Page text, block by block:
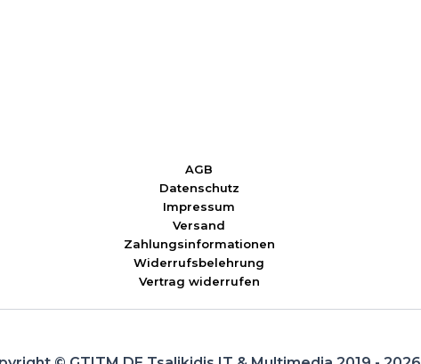
AGB
Datenschutz
Impressum
Versand
Zahlungsinformationen
Widerrufsbelehrung
Vertrag widerrufen